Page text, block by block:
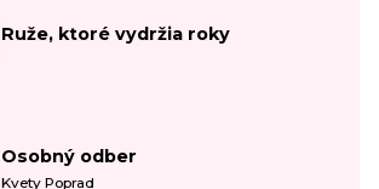
Ruže, ktoré vydržia roky
Osobný odber
Kvety Poprad